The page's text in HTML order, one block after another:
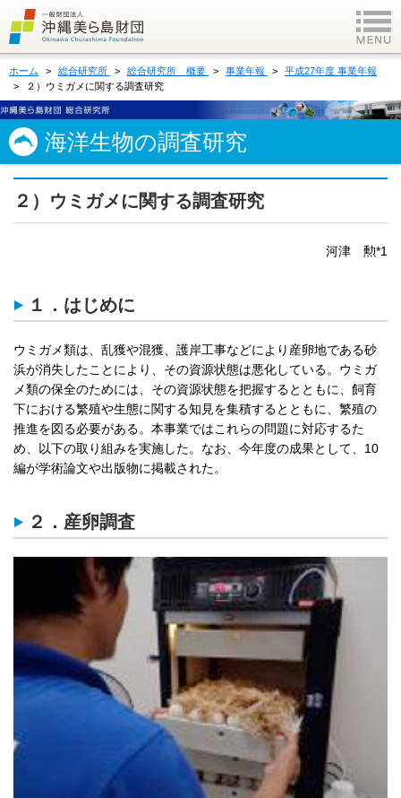
ホーム 総合研究所 総合研究所 概要 事業年報
平成27年度 事業年報
２）ウミガメに関する調査研究
海洋生物の調査研究
２）ウミガメに関する調査研究
河津 勲*1
１．はじめに
ウミガメ類は、乱獲や混獲、護岸工事などにより産卵地である砂
浜が消失したことにより、その資源状態は悪化している。ウミガ
メ類の保全のためには、その資源状態を把握するとともに、飼育
下における繁殖や生態に関する知見を集積するとともに、繁殖の
推進を図る必要がある。本事業ではこれらの問題に対応するた
め、以下の取り組みを実施した。なお、今年度の成果として、10
編が学術論文や出版物に掲載された。
２．産卵調査